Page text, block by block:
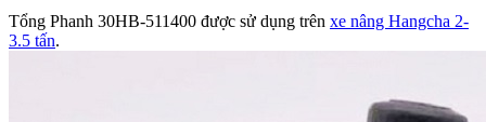
Tổng Phanh 30HB-511400 được sử dụng trên xe nâng Hangcha 2-
3.5 tấn.